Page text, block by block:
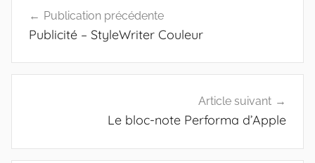
de
Publication précédente
Publicité – StyleWriter Couleur
Article suivant
Le bloc-note Performa d’Apple